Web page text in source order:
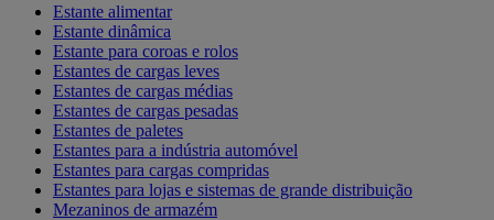
Estante alimentar
Estante dinâmica
Estante para coroas e rolos
Estantes de cargas leves
Estantes de cargas médias
Estantes de cargas pesadas
Estantes de paletes
Estantes para a indústria automóvel
Estantes para cargas compridas
Estantes para lojas e sistemas de grande distribuição
Mezaninos de armazém